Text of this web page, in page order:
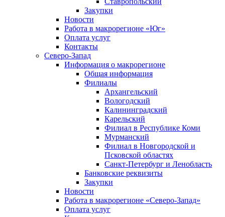
Закупки
Новости
Работа в макрорегионе «Юг»
Оплата услуг
Контакты
Северо-Запад
Информация о макрорегионе
Общая информация
Филиалы
Архангельский
Вологодский
Калининградский
Карельский
Филиал в Республике Коми
Мурманский
Филиал в Новгородской и
Псковской областях
Санкт-Петербург и Ленобласть
Банковские реквизиты
Закупки
Новости
Работа в макрорегионе «Северо-Запад»
Оплата услуг